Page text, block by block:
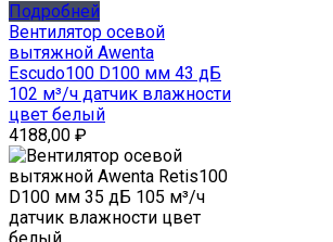
Подробней
Вентилятор осевой
вытяжной Awenta
Escudo100 D100 мм 43 дБ
102 м³/ч датчик влажности
цвет белый
4188,00 ₽